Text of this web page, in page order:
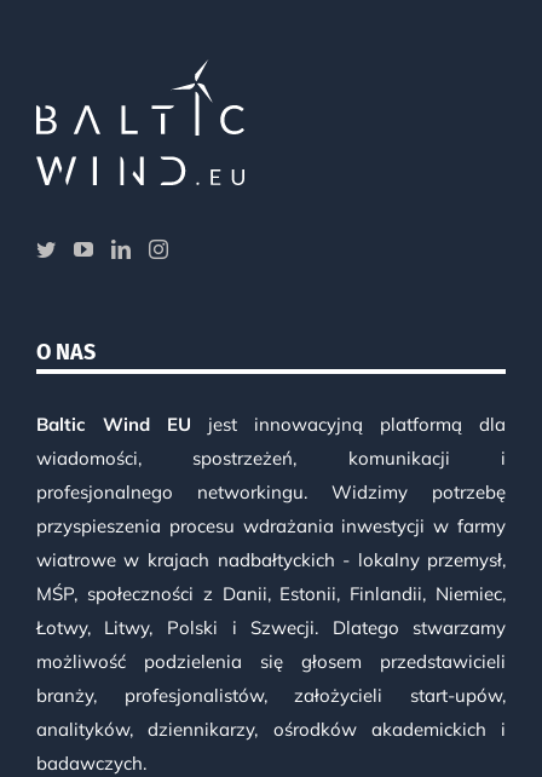
O NAS
Baltic Wind EU jest innowacyjną platformą dla
wiadomości, spostrzeżeń, komunikacji i
profesjonalnego networkingu. Widzimy potrzebę
przyspieszenia procesu wdrażania inwestycji w farmy
wiatrowe w krajach nadbałtyckich - lokalny przemysł,
MŚP, społeczności z Danii, Estonii, Finlandii, Niemiec,
Łotwy, Litwy, Polski i Szwecji. Dlatego stwarzamy
możliwość podzielenia się głosem przedstawicieli
branży, profesjonalistów, założycieli start-upów,
analityków, dziennikarzy, ośrodków akademickich i
badawczych.